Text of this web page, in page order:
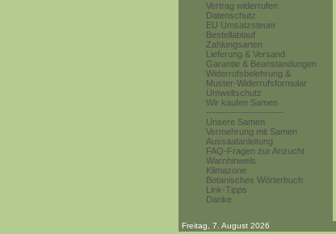
Vertrag widerrufen
Datenschutz
EU Umsatzsteuer
Bestellablauf
Zahlungsarten
Lieferung & Versand
Garantie & Beanstandungen
Widerrufsbelehrung &
Muster-Widerrufsformular
Umweltschutz
Wir kaufen Samen
------------------------
Unsere Samen
Vermehrung mit Samen
Aussaatanleitung
FAQ-Fragen zur Anzucht
Warnhinweis
Klimazone
Botanisches Wörterbuch
Link-Tipps
Danke
Freitag, 7. August 2026